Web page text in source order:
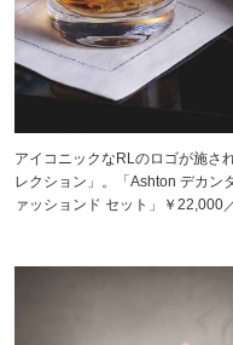
アイコニックなRLのロゴが施さ
レクション」。「Ashton デカン
ァッションド セット」￥22,000